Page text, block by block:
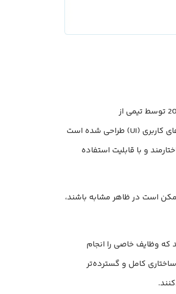
ری اکت یک کتابخانه متن باز جاوا اسکریپت است که اولین بار در سال 2013 توسط تیمی از
توسعه‌دهندگان شرکت فیسبوک معرفی شد. این ابزار برای ساخت رابط‌های کاربری (UI) طراحی شده است
و با قابلیت استفاده
است در ظاهر مشابه باشند،
وظایف خاصی را انجام
ساختاری کامل و گسترده‌تر